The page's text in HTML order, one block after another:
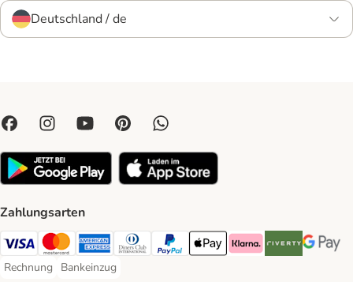
Deutschland / de
Zahlungsarten
Visa Payment Method
Mastercard Payment Method
American Express Payment Method
Diners Club Payment Method
PayPal Payment Method
Apple Pay Payment Method
Klarna Payment Method
Riverty Payment
Google
Rechnung
Rechnung Payment Method
Bankeinzug
Bankeinzug Payment Method